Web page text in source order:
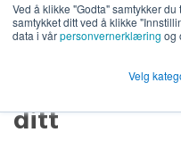
Ved å klikke "Godta" samtykker
samtykket ditt ved å klikke
data i vårpersonvernerklæring og
Velg
Slik
ditt